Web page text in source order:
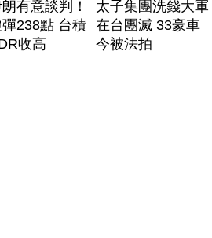
有意談判！
238點 台積
收高
太子集團洗錢大軍
在台團滅 33豪車
今被法拍